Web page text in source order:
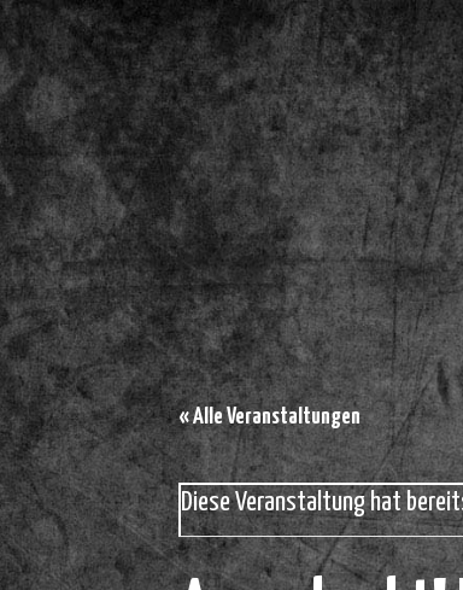
« Alle Veranstaltungen
Diese Veranstaltung hat